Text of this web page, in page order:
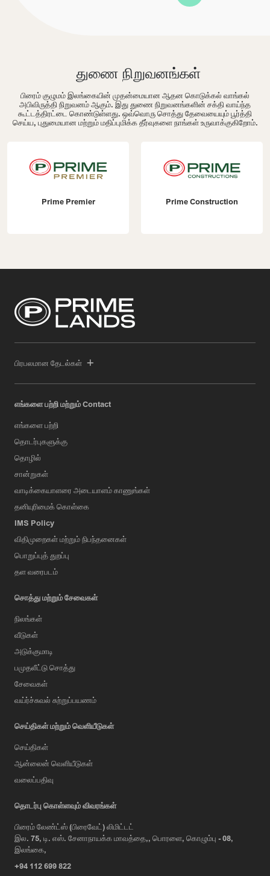
துணை நிறுவனங்கள்
பிரைம் குழுமம் இலங்கையின் முதன்மையான ஆதன கொடுக்கல் வாங்கல்
அபிவிருத்தி நிறுவனம் ஆகும். இது துணை நிறுவனங்களின் சக்தி வாய்ந்த
கூட்டத்திரட்டை கொண்டுள்ளது. ஒவ்வொரு சொத்து தேவையையும் பூர்த்தி
செய்ய, புதுமையான மற்றும் மதிப்புமிக்க தீர்வுகளை நாங்கள் உருவாக்குகிறோம்.
Prime Premier Prime Construction
பிரபலமான தேடல்கள்
எங்களை பற்றி மற்றும் Contact
எங்களை பற்றி
தொடர்புகளுக்கு
தொழில்
சான்றுகள்
வாடிக்கையாளரை அடையாளம் காணுங்கள்
தனியுரிமைக் கொள்கை
IMS Policy
விதிமுறைகள் மற்றும் நிபந்தனைகள்
பொறுப்புத் துறப்பு
தள வரைபடம்
சொத்து மற்றும் சேவைகள்
நிலங்கள்
வீடுகள்
அடுக்குமாடி
பமுதலீட்டு சொத்து
சேவைகள்
வய்ர்ச்சுவல் சுற்றுப்பயணம்
செய்திகள் மற்றும் வெளியீடுகள்
செய்திகள்
ஆன்லைன் வெளியீடுகள்
வலைப்பதிவு
தொடர்பு கொள்ளவும் விவரங்கள்
பிரைம் லேண்ட்ஸ் (பிரைவேட்) லிமிட்டட்
இல. 75, டி. எஸ். சேனாநாயக்க மாவத்தை,, பொரளை, கொழும்பு - 08,
இலங்கை,
+94 112 699 822